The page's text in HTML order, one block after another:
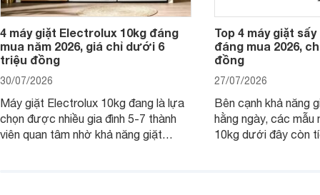
4 máy giặt Electrolux 10kg đáng
mua năm 2026, giá chỉ dưới 6
triệu đồng
30/07/2026
Máy giặt Electrolux 10kg đang là lựa
chọn được nhiều gia đình 5-7 thành
viên quan tâm nhờ khả năng giặt
Top 4 máy giặt
đáng mua 2026,
đồng
27/07/2026
Bên cạnh khả năng
hằng ngày, các mẫu
10kg dưới đây còn